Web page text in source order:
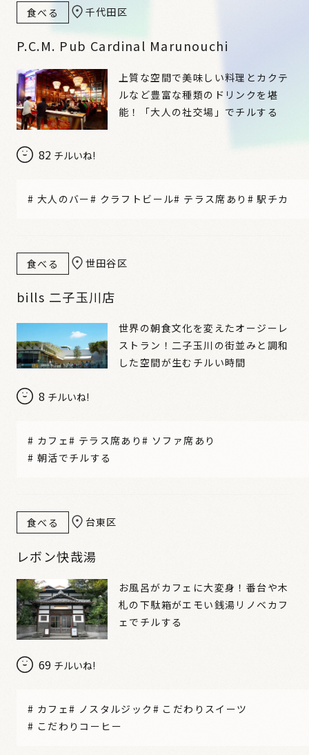
食べる 千代田区
P.C.M. Pub Cardinal Marunouchi
82 チルいね!
上質な空間で美味しい料理とカクテ
ルなど豊富な種類のドリンクを堪
能！「大人の社交場」でチルする
# 大人のバー# クラフトビール# テラス席あり #駅チカ
食べる 世田谷区
bills 二子玉川店
8 チルいね!
世界の朝食文化を変えたオージーレ
ストラン！二子玉川の街並みと調和
した空間が生むチルい時間
# カフェ# テラス席あり# ソファ席あり
# 朝活でチルする
食べる 台東区
レボン快哉湯
69 チルいね!
お風呂がカフェに大変身！番台や木
札の下駄箱がエモい銭湯リノベカフ
ェでチルする
# カフェ# ノスタルジック # こだわりスイーツ
# こだわりコーヒー